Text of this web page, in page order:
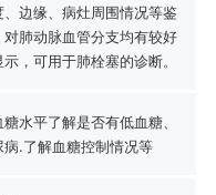
、边缘、病灶周围情况等鉴
对肺动脉血管分支均有较好
示，可用于肺栓塞的诊断。
糖水平了解是否有低血糖、
病.了解血糖控制情况等